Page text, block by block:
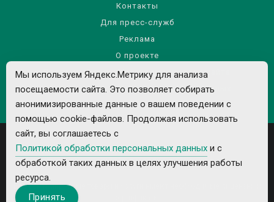
Контакты
Для пресс-служб
Реклама
О проекте
Правила использования материалов сайта
Политика обработки персональных данных
Все рекламируемые товары и услуги имеют необходимые лицензии и
Мы используем Яндекс.Метрику для анализа
посещаемости сайта. Это позволяет собирать
анонимизированные данные о вашем поведении с
помощью cookie-файлов. Продолжая использовать
сайт, вы соглашаетесь с
Политикой обработки персональных данных и с
обработкой таких данных в целях улучшения работы
ресурса.
Принять